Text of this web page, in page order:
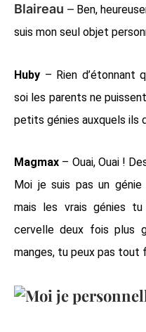
Blaireau – Ben,
suis mon seul objet
Huby – Rien d’étonnant
soi les parents ne
petits génies auxquels ils
Magmax – Ouai, Ouai !
Moi je suis pas un génie
mais les vrais génies
cervelle deux fois plus
manges, tu peux pas tout